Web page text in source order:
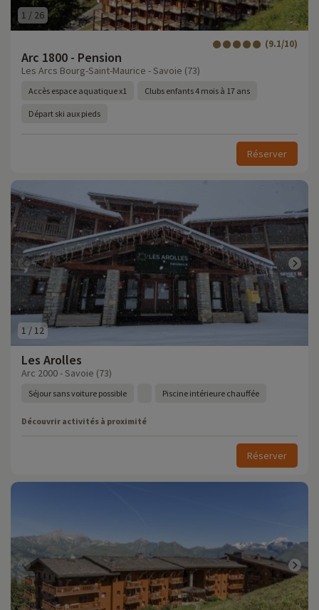
1 / 26
Arc 1800 - Pension
(9.1/10)
Les Arcs Bourg-Saint-Maurice - Savoie (73)
Accès espace aquatique x1 Clubs enfants 4 mois à 17 ans
Départ ski aux pieds
Réserver
1 / 12
Les Arolles
Arc 2000 - Savoie (73)
Séjour sans voiture possible Piscine intérieure chauffée
Découvrir activités à proximité
Réserver